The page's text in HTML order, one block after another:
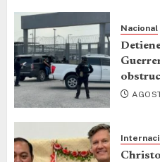
Nacional